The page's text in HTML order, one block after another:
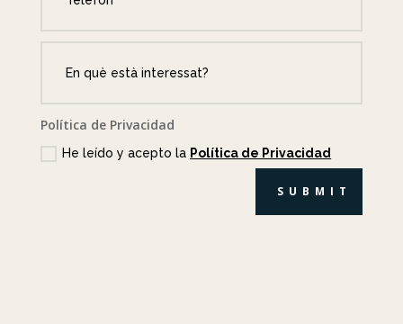
Política de Privacidad
He leído y acepto la Política de Privacidad
SUBMIT